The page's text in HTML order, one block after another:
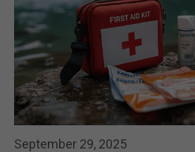
September 29, 2025